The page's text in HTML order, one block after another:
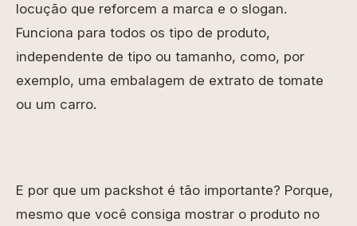
locução que reforcem a marca e o slogan.
Funciona para todos os tipo de produto,
independente de tipo ou tamanho, como, por
exemplo, uma embalagem de extrato de tomate
ou um carro.
E por que um packshot é tão importante? Porque,
mesmo que você consiga mostrar o produto no